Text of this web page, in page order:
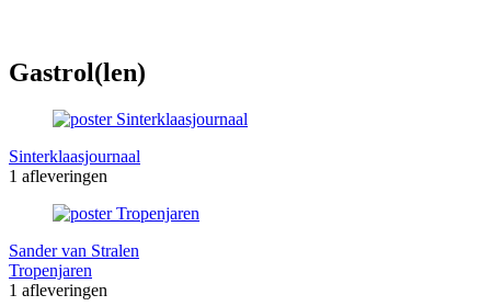
Gastrol(len)
Sinterklaasjournaal
1 afleveringen
Sander van Stralen
Tropenjaren
1 afleveringen